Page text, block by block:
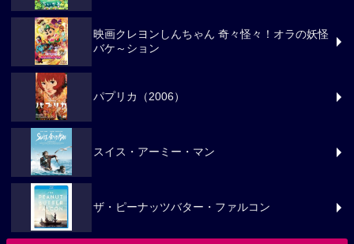
映画クレヨンしんちゃん 奇々怪々！オラの妖怪
バケ～ション
パプリカ（2006）
スイス・アーミー・マン
ザ・ピーナッツバター・ファルコン